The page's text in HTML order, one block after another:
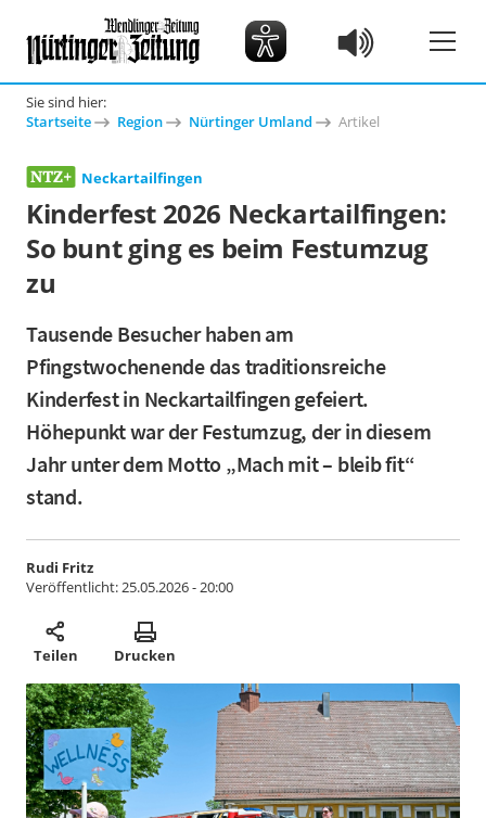
Sie sind hier:
Startseite
Region Nürtinger Umland Artikel
Neckartailfingen
Kinderfest 2026 Neckartailfingen:
So bunt ging es beim Festumzug
zu
Tausende Besucher haben am
Pfingstwochenende das traditionsreiche
Kinderfest in Neckartailfingen gefeiert.
Höhepunkt war der Festumzug, der in diesem
Jahr unter dem Motto „Mach mit – bleib fit“
stand.
Rudi Fritz
Veröffentlicht:25.05.2026 - 20:00
Teilen Drucken